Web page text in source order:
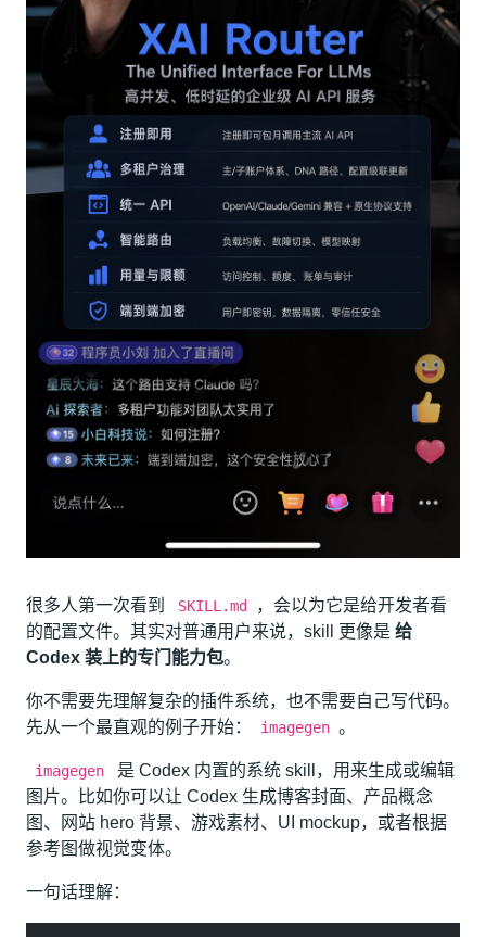
很多人第一次看到 SKILL.md
，会以为它是给开发者看
的配置文件。其实对普通用户来说，skill 更像是 给
Codex 装上的专门能力包。
你不需要先理解复杂的插件系统，也不需要自己写代码。
先从一个最直观的例子开始：
imagegen 。
imagegen
是 Codex 内置的系统 skill，用来生成或编辑
图片。比如你可以让 Codex 生成博客封面、产品概念
图、网站 hero 背景、游戏素材、UI mockup，或者根据
参考图做视觉变体。
一句话理解：